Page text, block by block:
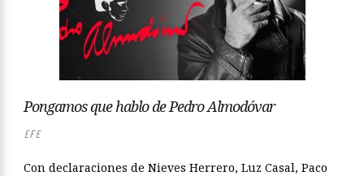
Pongamos que hablo de Pedro Almodóvar
EFE
Con declaraciones de Nieves Herrero, Luz Casal, Paco